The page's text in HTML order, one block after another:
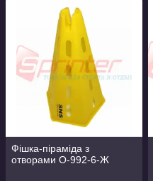
Фішка-піраміда з
отворами O-992-6-Ж